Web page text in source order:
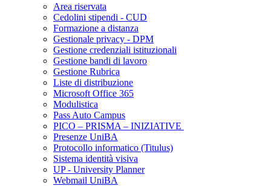
Area riservata
Cedolini stipendi - CUD
Formazione a distanza
Gestionale privacy - DPM
Gestione credenziali istituzionali
Gestione bandi di lavoro
Gestione Rubrica
Liste di distribuzione
Microsoft Office 365
Modulistica
Pass Auto Campus
PICO – PRISMA – INIZIATIVE
Presenze UniBA
Protocollo informatico (Titulus)
Sistema identità visiva
UP - University Planner
Webmail UniBA